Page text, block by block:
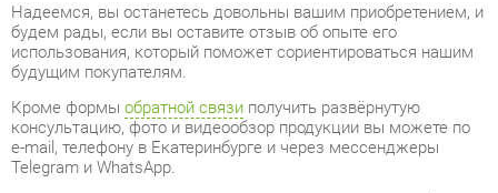
Кроме формы обратной связиполучить развёрнутую
консультацию, фото и видеообзор продукции вы можете по
e-mail, телефону в Екатеринбурге и через мессенджеры
Telegram и WhatsApp.
Готовые комплекты также можно сравнить между собой в
нашем шоу-руме и купить Кабинет руководителя POINTEX
FORT 4 Олива, самостоятельно забрав его с нашего
центрального склада в г. Екатеринбург. Полный список
адресов и магазинов смотрите на странице